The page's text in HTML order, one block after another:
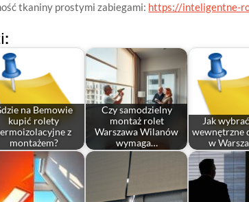
tkaniny prostymi zabiegami: https://inteligentne-
na Bemowie
kupić rolety
z
montażem?
Czy samodzielny
montaż rolet
Warszawa Wilanów
wymaga…
Jak
wewnętrzne
w